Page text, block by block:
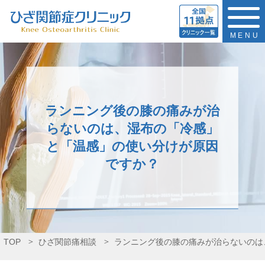
MENU
ランニング後の膝の痛みが治
らないのは、湿布の「冷感」
と「温感」の使い分けが原因
ですか？
TOP ひざ関節痛相談 ランニング後の膝の痛みが治らないの